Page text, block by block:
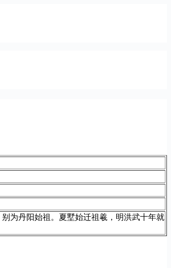
为丹阳始祖。夏墅始迁祖羲，明洪武十年就